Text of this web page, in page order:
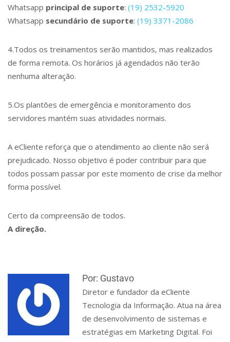
Whatsapp principal de suporte: (19) 2532-5920
Whatsapp secundário de suporte: (19) 3371-2086
4.Todos os treinamentos serão mantidos, mas realizados
de forma remota. Os horários já agendados não terão
nenhuma alteração.
5.Os plantões de emergência e monitoramento dos
servidores mantém suas atividades normais.
A eCliente reforça que o atendimento ao cliente não será
prejudicado. Nosso objetivo é poder contribuir para que
todos possam passar por este momento de crise da melhor
forma possível.
Certo da compreensão de todos.
A direção.
Por: Gustavo
Diretor e fundador da eCliente
Tecnologia da Informação. Atua na área
de desenvolvimento de sistemas e
estratégias em Marketing Digital. Foi